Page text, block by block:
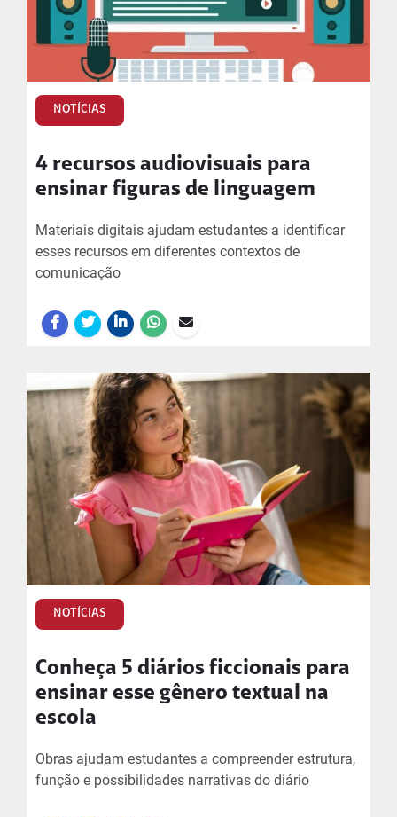
NOTÍCIAS
4 recursos audiovisuais para
ensinar figuras de linguagem
Materiais digitais ajudam estudantes a identificar
esses recursos em diferentes contextos de
comunicação
NOTÍCIAS
Conheça 5 diários ficcionais para
ensinar esse gênero textual na
escola
Obras ajudam estudantes a compreender estrutura,
função e possibilidades narrativas do diário